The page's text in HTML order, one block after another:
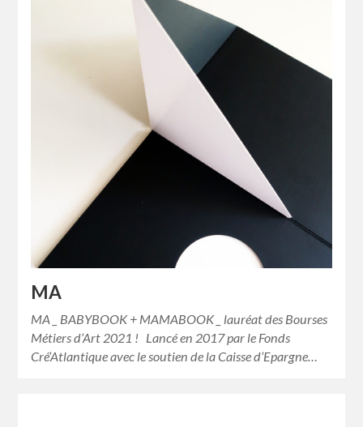
MA
MA _ BABYBOOK + MAMABOOK _ lauréat des Bourses
Métiers d’Art 2021 ! Lancé en 2017 par le Fonds
Cré’Atlantique avec le soutien de la Caisse d’Epargne…